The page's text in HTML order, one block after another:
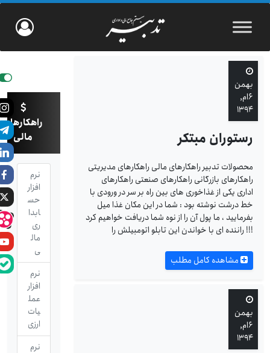
بهمن
۶ام,
۱۳۹۴
رستوران مبتکر
محصولات تدبیر راهکارهای مالی راهکارهای مدیریتی
راهکارهای بازرگانی راهکارهای صنعتی راهکارهای
اداری یکی از غذاخوری های بین راه بر سر در ورودی با
خط درشت نوشته بود : شما در این مکان غذا میل
بفرمایید ، ما پول آن را از نوه شما دریافت خواهیم کرد
!!! راننده ای با خواندن این تابلو اتومبیلش را
مشاهده کامل مطلب
بهمن
۶ام,
۱۳۹۴
راهکارهای
مالی
نرم
افزار
حس
ابدا
ری
مال
ی
نرم
افزار
عمل
یات
ارزی
نرم